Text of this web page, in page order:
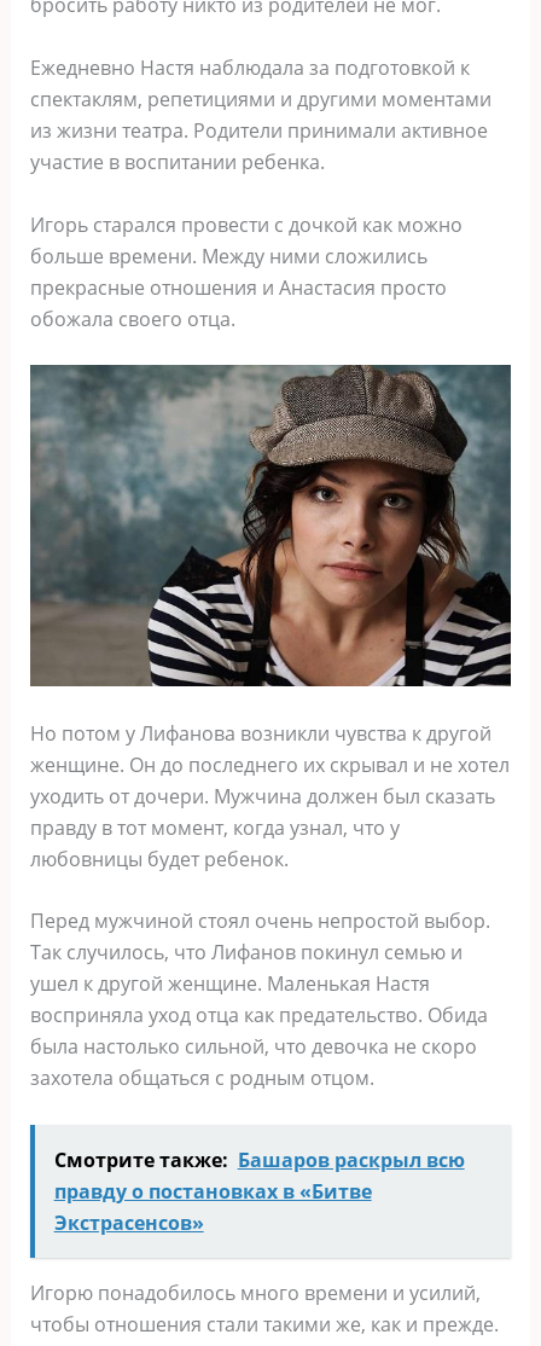
Ежедневно Настя наблюдала за подготовкой к
спектаклям, репетициями и другими моментами
из жизни театра. Родители принимали активное
участие в воспитании ребенка.
Игорь старался провести с дочкой как можно
больше времени. Между ними сложились
прекрасные отношения и Анастасия просто
обожала своего отца.
Но потом у Лифанова возникли чувства к другой
женщине. Он до последнего их скрывал и не хотел
уходить от дочери. Мужчина должен был сказать
правду в тот момент, когда узнал, что у
любовницы будет ребенок.
Перед мужчиной стоял очень непростой выбор.
Так случилось, что Лифанов покинул семью и
ушел к другой женщине. Маленькая Настя
восприняла уход отца как предательство. Обида
была настолько сильной, что девочка не скоро
захотела общаться с родным отцом.
Смотрите также: Башаров раскрыл всю
правду о постановках в «Битве
Экстрасенсов»
Игорю понадобилось много времени и усилий,
чтобы отношения стали такими же, как и прежде.